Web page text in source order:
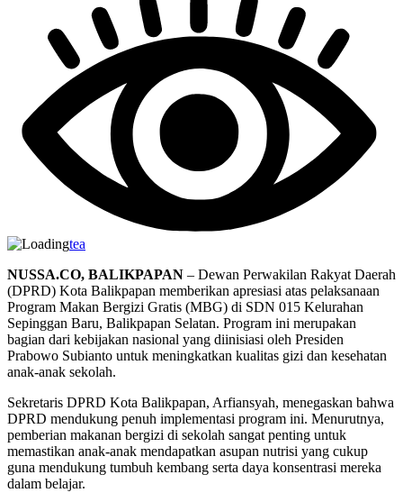
tea
NUSSA.CO, BALIKPAPAN – Dewan Perwakilan Rakyat Daerah
(DPRD) Kota Balikpapan memberikan apresiasi atas pelaksanaan
Program Makan Bergizi Gratis (MBG) di SDN 015 Kelurahan
Sepinggan Baru, Balikpapan Selatan. Program ini merupakan
bagian dari kebijakan nasional yang diinisiasi oleh Presiden
Prabowo Subianto untuk meningkatkan kualitas gizi dan kesehatan
anak-anak sekolah.
Sekretaris DPRD Kota Balikpapan, Arfiansyah, menegaskan bahwa
DPRD mendukung penuh implementasi program ini. Menurutnya,
pemberian makanan bergizi di sekolah sangat penting untuk
memastikan anak-anak mendapatkan asupan nutrisi yang cukup
guna mendukung tumbuh kembang serta daya konsentrasi mereka
dalam belajar.